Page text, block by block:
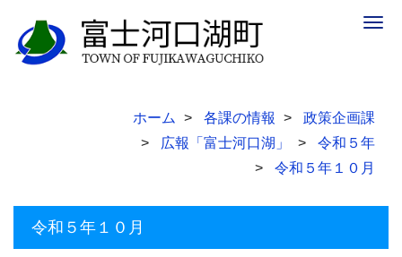
ホーム 各課の情報
政策企画課
広報「富士河口湖」
令和５年
令和５年１０月
令和５年１０月